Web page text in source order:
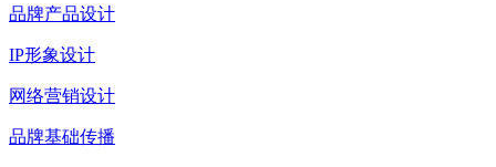
品牌产品设计
IP形象设计
网络营销设计
品牌基础传播